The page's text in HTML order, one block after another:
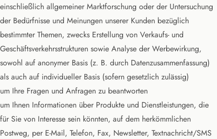
einschließlich allgemeiner Marktforschung oder der Untersuchung
der Bedürfnisse und Meinungen unserer Kunden bezüglich
bestimmter Themen, zwecks Erstellung von Verkaufs- und
Geschäftsverkehrsstrukturen sowie Analyse der Werbewirkung,
sowohl auf anonymer Basis (z. B. durch Datenzusammenfassung)
als auch auf individueller Basis (sofern gesetzlich zulässig)
um Ihre Fragen und Anfragen zu beantworten
um Ihnen Informationen über Produkte und Dienstleistungen, die
für Sie von Interesse sein könnten, auf dem herkömmlichen
Postweg, per E-Mail, Telefon, Fax, Newsletter, Textnachricht/SMS